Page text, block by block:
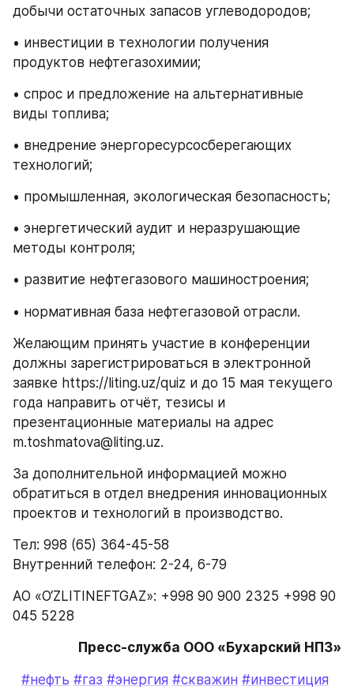
добычи остаточных запасов углеводородов;
• инвестиции в технологии получения
продуктов нефтегазохимии;
• спрос и предложение на альтернативные
виды топлива;
• внедрение энергоресурсосберегающих
технологий;
• промышленная, экологическая безопасность;
• энергетический аудит и неразрушающие
методы контроля;
• развитие нефтегазового машиностроения;
• нормативная база нефтегазовой отрасли.
Желающим принять участие в конференции
должны зарегистрироваться в электронной
заявке https://liting.uz/quiz и до 15 мая текущего
года направить отчёт, тезисы и
презентационные материалы на адрес
m.toshmatova@liting.uz.
За дополнительной информацией можно
обратиться в отдел внедрения инновационных
проектов и технологий в производство.
Тел: 998 (65) 364-45-58
Внутренний телефон: 2-24, 6-79
АО «O‘ZLITINEFTGAZ»: +998 90 900 2325 +998 90
045 5228
Пресс-служба ООО «Бухарский НПЗ»
#нефть #газ #энергия #скважин #инвестиция